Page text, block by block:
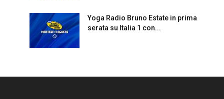
Yoga Radio Bruno Estate in prima
serata su Italia 1 con...